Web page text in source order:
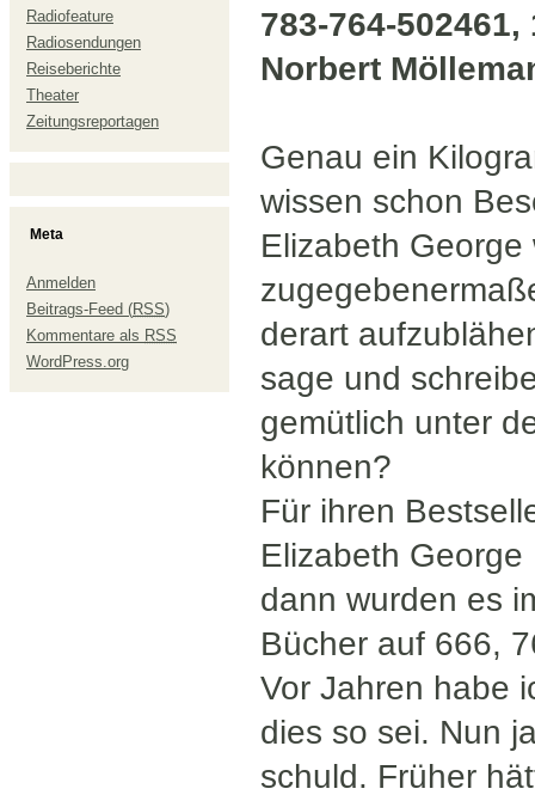
Radiofeature
Radiosendungen
Reiseberichte
Theater
Zeitungsreportagen
Meta
Anmelden
Beitrags-Feed (RSS)
Kommentare als RSS
WordPress.org
783-764-
Norbert
Genau ein
wissen schon
Elizabeth
derart
sage und
gemütlich unter
können?
Für ihren
Elizabeth
dann wurden es
Bücher auf 666,
Vor Jahren habe
dies so sei. Nun
schuld. Früher